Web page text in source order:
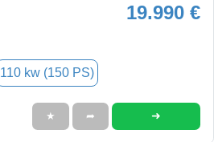
19.990 €
110 kw (150 PS)
★ ➦ ➜